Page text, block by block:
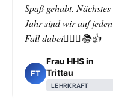
Spaß gehabt. Nächstes
Jahr sind wir auf jeden
Fall dabei🙋🏻‍♀️📚👍
FT
Frau HHS in
Trittau
LEHRKRAFT